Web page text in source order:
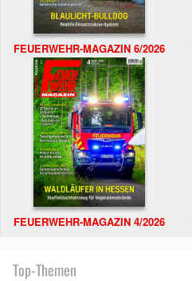
FEUERWEHR-MAGAZIN 6/2026
FEUERWEHR-MAGAZIN 4/2026
Top-Themen